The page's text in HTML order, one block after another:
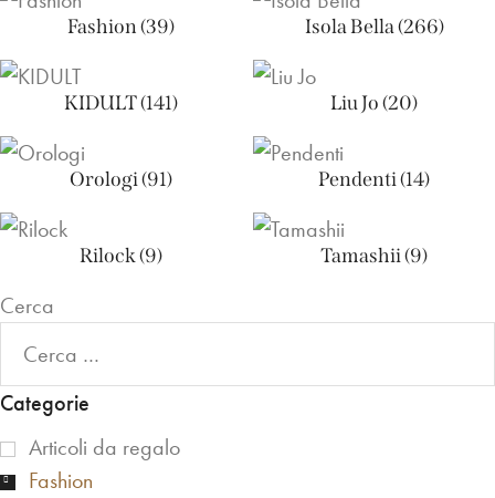
Fashion(39) Isola Bella(266)
KIDULT(141) Liu Jo(20)
Orologi(91) Pendenti(14)
Rilock(9) Tamashii(9)
Cerca
Categorie
Articoli da regalo
Fashion